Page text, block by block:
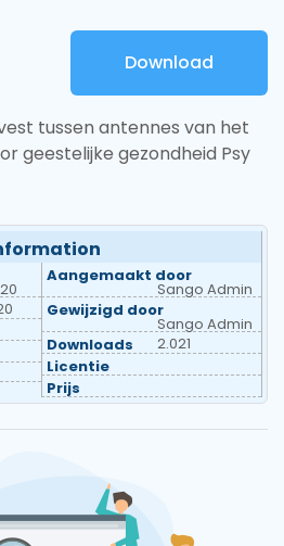
Download
tussen antennes van het
geestelijke gezondheid Psy
Aangemaakt door
Sango Admin
Gewijzigd door
Sango Admin
Downloads
2.021
Licentie
Prijs